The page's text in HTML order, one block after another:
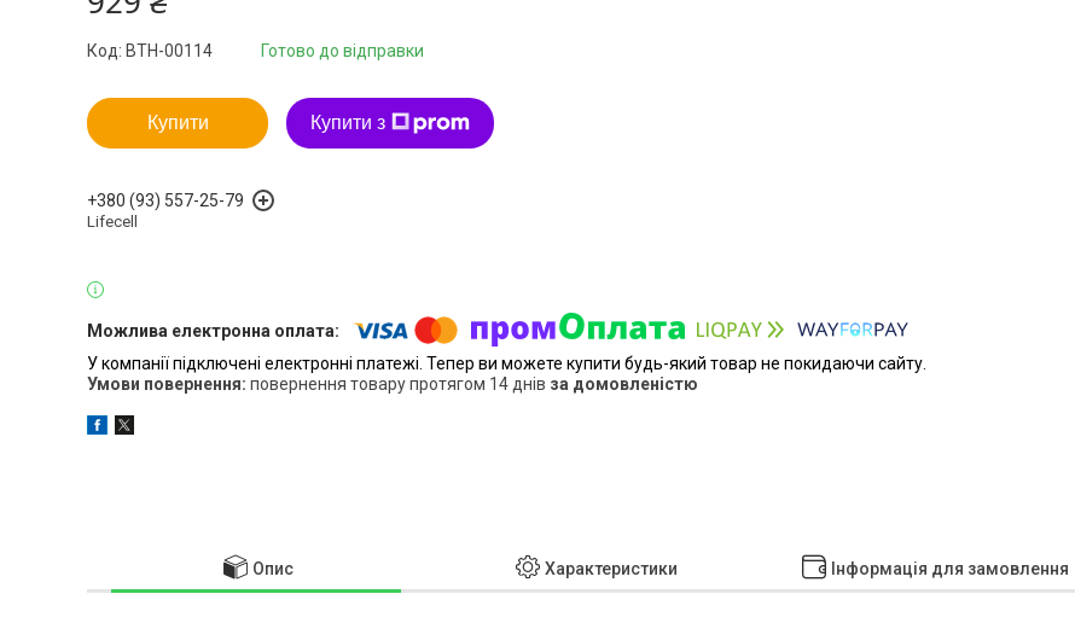
Готово до відправки
Код: BTH-00114
Купити Купити з
+380 (93) 557-25-79
Lifecell
У компанії підключені електронні платежі. Тепер ви можете купити будь-який товар не покидаючи сайту.
повернення товару протягом 14 днів за домовленістю
Опис Характеристики Інформація для замовлення